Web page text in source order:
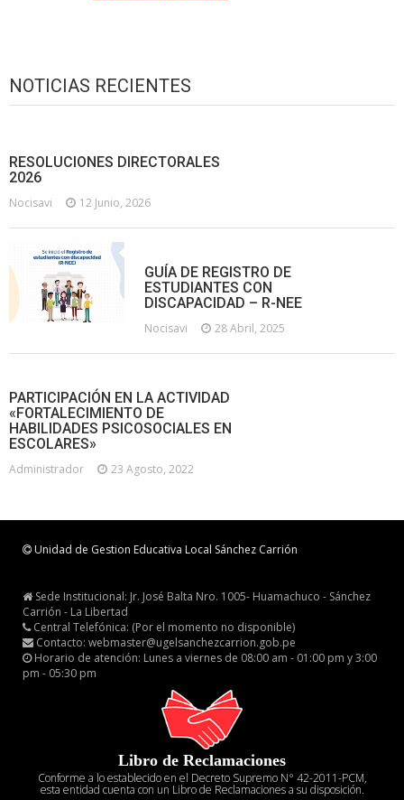
NOTICIAS RECIENTES
RESOLUCIONES DIRECTORALES
2026
Nocisavi 12 Junio, 2026
GUÍA DE REGISTRO DE
ESTUDIANTES CON
DISCAPACIDAD – R-NEE
Nocisavi 28 Abril, 2025
PARTICIPACIÓN EN LA ACTIVIDAD
«FORTALECIMIENTO DE
HABILIDADES PSICOSOCIALES EN
ESCOLARES»
Administrador 23 Agosto, 2022
Unidad de Gestion Educativa Local Sánchez Carrión
Sede Institucional: Jr. José Balta Nro. 1005- Huamachuco - Sánchez
Carrión - La Libertad
Central Telefónica: (Por el momento no disponible)
Contacto: webmaster@ugelsanchezcarrion.gob.pe
Horario de atención: Lunes a viernes de 08:00 am - 01:00 pm y 3:00
pm - 05:30 pm
Libro de Reclamaciones
Conforme a lo establecido en el Decreto Supremo N° 42-2011-PCM,
esta entidad cuenta con un Libro de Reclamaciones a su disposición.